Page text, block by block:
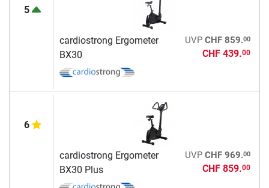
5
cardiostrong Ergometer
BX30
UVP CHF 859.00
CHF 439.00
6
cardiostrong Ergometer
BX30 Plus
UVP CHF 969.00
CHF 859.00